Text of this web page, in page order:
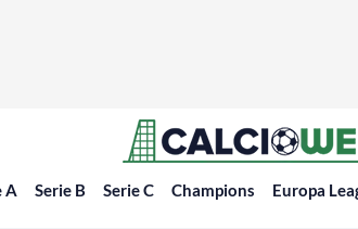
A Serie B Serie C Champions Europa